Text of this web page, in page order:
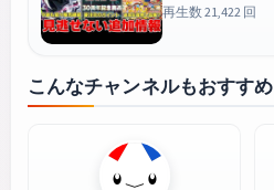
再生数 21,422 回
こんなチャンネルもおすすめ